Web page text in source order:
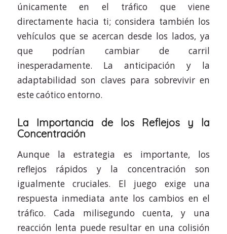
únicamente en el tráfico que viene
directamente hacia ti; considera también los
vehículos que se acercan desde los lados, ya
que podrían cambiar de carril
inesperadamente. La anticipación y la
adaptabilidad son claves para sobrevivir en
este caótico entorno.
La Importancia de los Reflejos y la
Concentración
Aunque la estrategia es importante, los
reflejos rápidos y la concentración son
igualmente cruciales. El juego exige una
respuesta inmediata ante los cambios en el
tráfico. Cada milisegundo cuenta, y una
reacción lenta puede resultar en una colisión